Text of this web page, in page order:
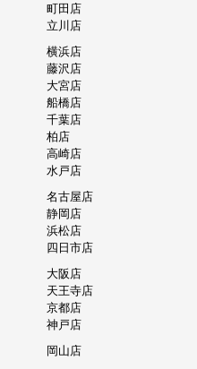
町田店
立川店
横浜店
藤沢店
大宮店
船橋店
千葉店
柏店
高崎店
水戸店
名古屋店
静岡店
浜松店
四日市店
大阪店
天王寺店
京都店
神戸店
岡山店